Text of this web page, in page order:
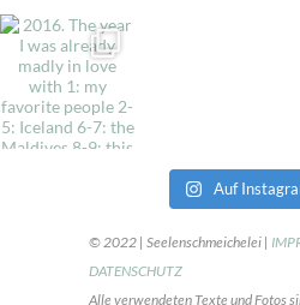
Auf
© 2022 | Seelenschmeichelei |
DATENSCHUTZ
Alle verwendeten Texte und Fotos